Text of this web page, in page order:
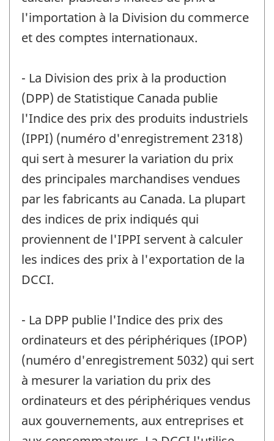
l'importation à la Division du commerce
et des comptes internationaux.
- La Division des prix à la production
(DPP) de Statistique Canada publie
l'Indice des prix des produits industriels
(IPPI) (numéro d'enregistrement 2318)
qui sert à mesurer la variation du prix
des principales marchandises vendues
par les fabricants au Canada. La plupart
des indices de prix indiqués qui
proviennent de l'IPPI servent à calculer
les indices des prix à l'exportation de la
DCCI.
- La DPP publie l'Indice des prix des
ordinateurs et des périphériques (IPOP)
(numéro d'enregistrement 5032) qui sert
à mesurer la variation du prix des
ordinateurs et des périphériques vendus
aux gouvernements, aux entreprises et